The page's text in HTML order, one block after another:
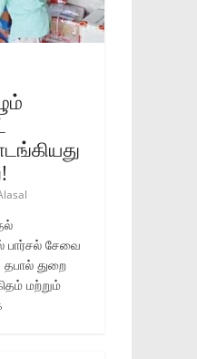
பார்சல் சேவை
துறை
மற்றும்